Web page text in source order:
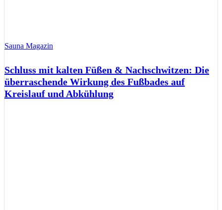
Sauna Magazin
Schluss mit kalten Füßen & Nachschwitzen: Die
überraschende Wirkung des Fußbades auf
Kreislauf und Abkühlung